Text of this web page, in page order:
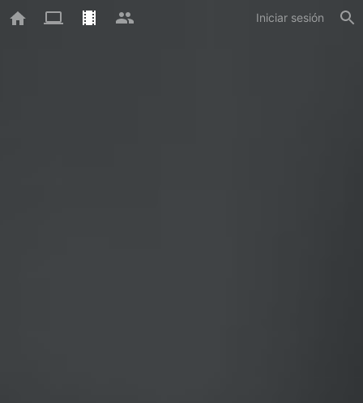
Iniciar sesión